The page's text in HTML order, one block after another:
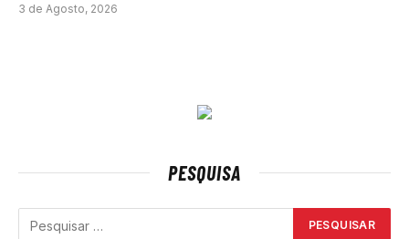
3 de Agosto, 2026
PESQUISA